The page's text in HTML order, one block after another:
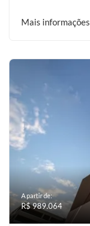
Mais informações
A partir de:
R$ 989.064